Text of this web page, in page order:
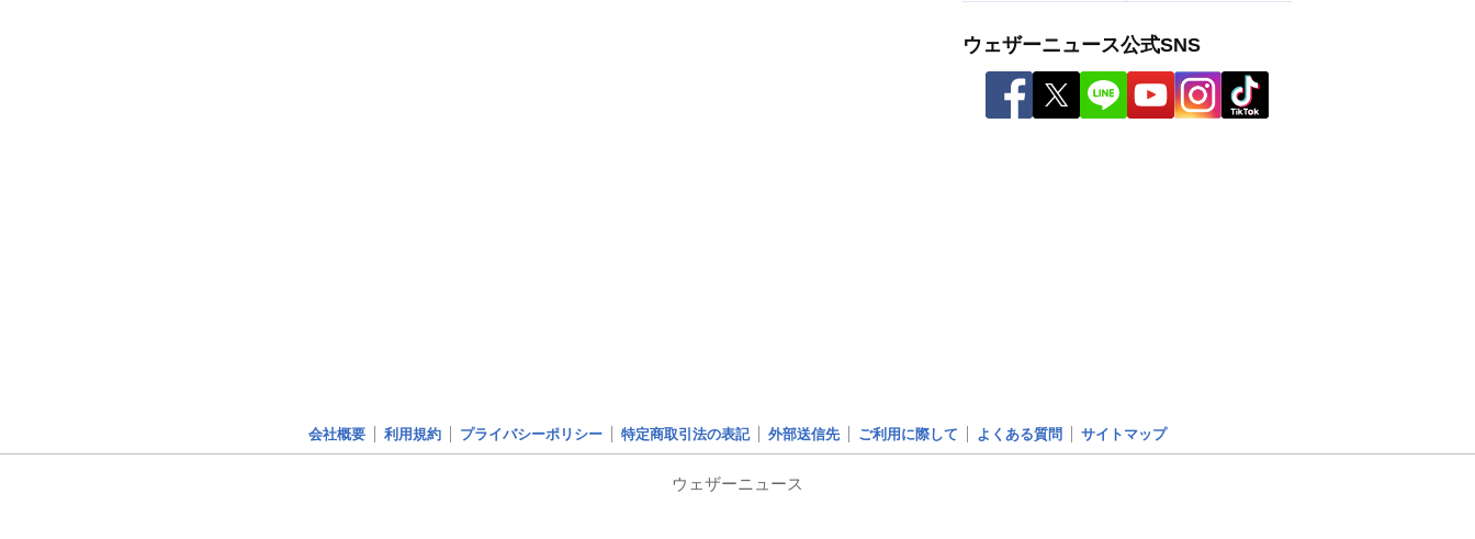
ウェザーニュース公式SNS
会社概要 利用規約 プライバシーポリシー 特定商取引法の表記 外部送信先 ご利用に際して よくある質問 サイトマップ
ウェザーニュース